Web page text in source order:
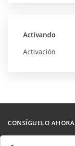
Activando
Activación
CONSÍGUELO AHORA
Docs